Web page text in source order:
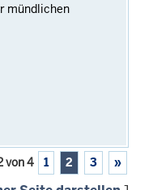
mündlichen
von 4 1 2 3 »